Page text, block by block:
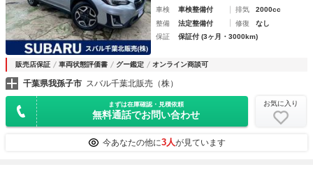
車検
車検整備付 排気
2000cc
整備
法定整備付 修復
なし
保証
保証付 (3ヶ月・3000km)
販売店保証 車両状態評価書 グー鑑定 オンライン商談可
千葉県我孫子市 スバル千葉北販売（株）
まずは在庫確認・見積依頼
無料通話でお問い合わせ
お気に入り
今あなたの他に3人が見ています